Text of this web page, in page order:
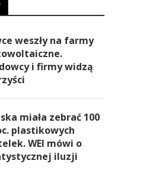
weszły na farmy
i firmy widzą
miała zebrać 100
plastikowych
WEI mówi o
iluzji